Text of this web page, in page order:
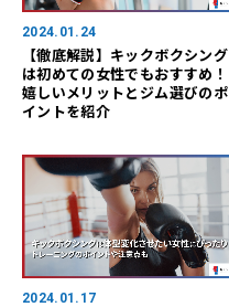
2024.01.24
【徹底解説】キックボクシング
は初めての女性でもおすすめ！
嬉しいメリットとジム選びのポ
イントを紹介
2024.01.17